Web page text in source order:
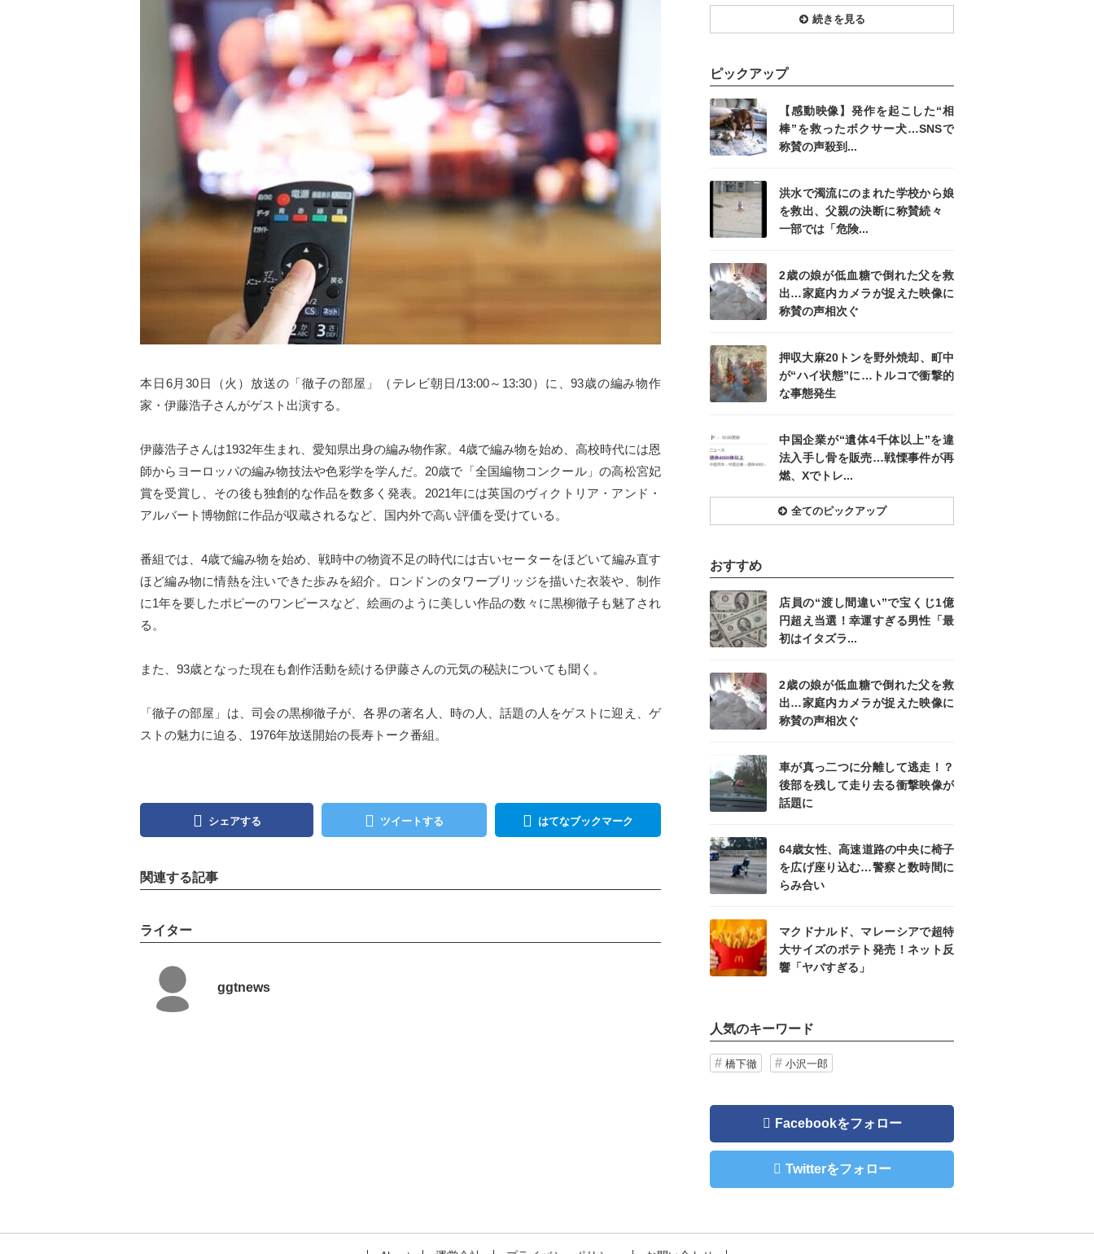
本日6月30日（火）放送の「徹子の部屋」（テレビ朝日/13:00～13:30）に、93歳の編み物作
家・伊藤浩子さんがゲスト出演する。
伊藤浩子さんは1932年生まれ、愛知県出身の編み物作家。4歳で編み物を始め、高校時代には恩
師からヨーロッパの編み物技法や色彩学を学んだ。20歳で「全国編物コンクール」の高松宮妃
賞を受賞し、その後も独創的な作品を数多く発表。2021年には英国のヴィクトリア・アンド・
アルバート博物館に作品が収蔵されるなど、国内外で高い評価を受けている。
番組では、4歳で編み物を始め、戦時中の物資不足の時代には古いセーターをほどいて編み直す
ほど編み物に情熱を注いできた歩みを紹介。ロンドンのタワーブリッジを描いた衣装や、制作
に1年を要したポピーのワンピースなど、絵画のように美しい作品の数々に黒柳徹子も魅了され
る。
また、93歳となった現在も創作活動を続ける伊藤さんの元気の秘訣についても聞く。
「徹子の部屋」は、司会の黒柳徹子が、各界の著名人、時の人、話題の人をゲストに迎え、ゲ
ストの魅力に迫る、1976年放送開始の長寿トーク番組。
シェアする ツイートする はてなブックマーク
関連する記事
ライター
ggtnews
続きを見る
ピックアップ
【感動映像】発作を起こした“相
棒”を救ったボクサー犬…SNSで
称賛の声殺到...
洪水で濁流にのまれた学校から娘
を救出、父親の決断に称賛続々
一部では「危険...
2歳の娘が低血糖で倒れた父を救
出…家庭内カメラが捉えた映像に
称賛の声相次ぐ
押収大麻20トンを野外焼却、町中
が“ハイ状態”に…トルコで衝撃的
な事態発生
記事を読む
中国企業が“遺体4千体以上”を違
法入手し骨を販売…戦慄事件が再
燃、Xでトレ...
全てのピックアップ
おすすめ
店員の“渡し間違い”で宝くじ1億
円超え当選！幸運すぎる男性「最
初はイタズラ...
記事を読む
2歳の娘が低血糖で倒れた父を救
出…家庭内カメラが捉えた映像に
称賛の声相次ぐ
車が真っ二つに分離して逃走！？
後部を残して走り去る衝撃映像が
話題に
64歳女性、高速道路の中央に椅子
を広げ座り込む…警察と数時間に
らみ合い
記事を読む
マクドナルド、マレーシアで超特
大サイズのポテト発売！ネット反
響「ヤバすぎる」
人気のキーワード
橋下徹 小沢一郎
Facebookをフォロー
Twitterをフォロー